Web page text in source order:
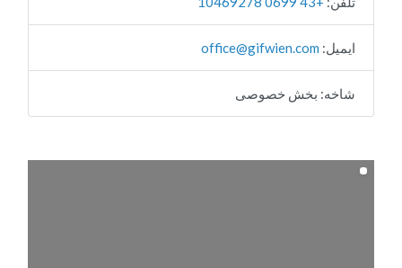
ایمیل: office@gifwien.com
شاخه: بخش خصوصی